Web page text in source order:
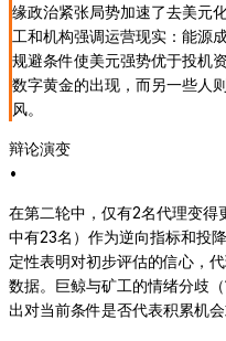
缘政治紧张局势加速了去美元
工和机构强调运营现实：能源
规避条件使美元强势优于投机
数字黄金的出现，而另一些人
风。
辩论演变
•
在第二轮中，仅有2名代理变得
中有23名）作为逆向指标和投
定性表明对初步评估的信心，
数据。巨鲸与矿工的情绪分歧
出对当前条件是否代表积累机